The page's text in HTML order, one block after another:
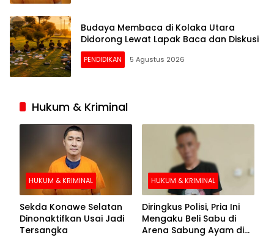
Budaya Membaca di Kolaka Utara
Didorong Lewat Lapak Baca dan Diskusi
PENDIDIKAN 5 Agustus 2026
Hukum & Kriminal
HUKUM & KRIMINAL
Sekda Konawe Selatan
Dinonaktifkan Usai Jadi
Tersangka
HUKUM & KRIMINAL
Diringkus Polisi, Pria Ini
Mengaku Beli Sabu di
Arena Sabung Ayam di